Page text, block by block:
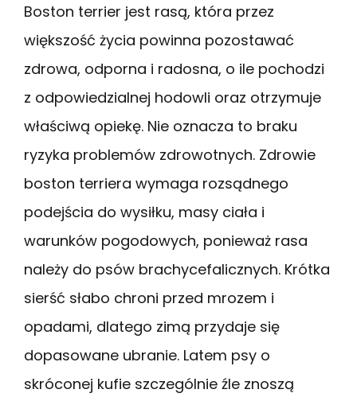
Boston terrier jest rasą, która przez
większość życia powinna pozostawać
zdrowa, odporna i radosna, o ile pochodzi
z odpowiedzialnej hodowli oraz otrzymuje
właściwą opiekę. Nie oznacza to braku
ryzyka problemów zdrowotnych. Zdrowie
boston terriera wymaga rozsądnego
podejścia do wysiłku, masy ciała i
warunków pogodowych, ponieważ rasa
należy do psów brachycefalicznych. Krótka
sierść słabo chroni przed mrozem i
opadami, dlatego zimą przydaje się
dopasowane ubranie. Latem psy o
skróconej kufie szczególnie źle znoszą